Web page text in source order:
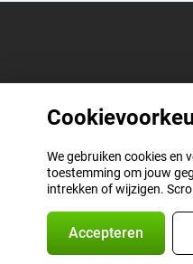
We gebruiken cookies en
toestemming om jouw
intrekken of wijzigen.
Accepteren